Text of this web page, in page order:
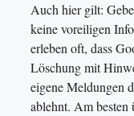
Auch hier gilt:
keine voreiligen
erleben oft, dass
Löschung mit
eigene Meldungen
ablehnt. Am besten